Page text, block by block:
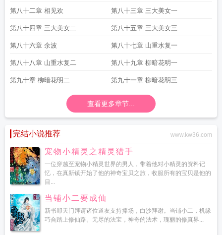
第八十二章 相见欢 第八十三章 三大美女一
第八十四章 三大美女二 第八十五章 三大美女三
第八十六章 余波 第八十七章 山重水复一
第八十八章 山重水复二 第八十九章 柳暗花明一
第九十章 柳暗花明二 第九十一章 柳暗花明三
查看更多章节...
完结小说推荐 www.kw36.com
宠物小精灵之精灵猎手
一位穿越至宠物小精灵世界的男人，带着他对小精灵的资料记
忆，在真新镇开始了他的神奇宝贝之旅，收服所有的宝贝是他的
目...
当铺小二要成仙
新书叩天门拜请诸位道友支持捧场，白沙拜谢。当铺小二，机缘
巧合踏上修仙路。无尽的法宝，神奇的法术，瑰丽的修真界...